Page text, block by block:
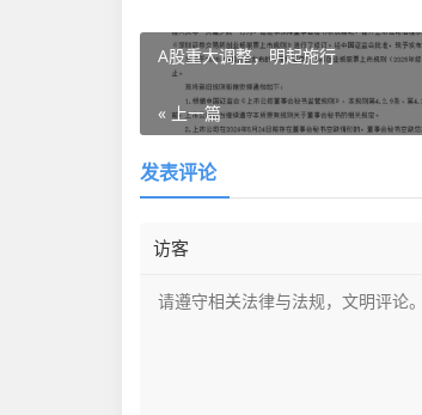
A股重大调整，明起施行
« 上一篇
发表评论